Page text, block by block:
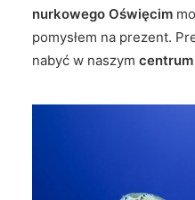
nurkowego Oświęcim
pomysłem na prezent.
nabyć w naszym